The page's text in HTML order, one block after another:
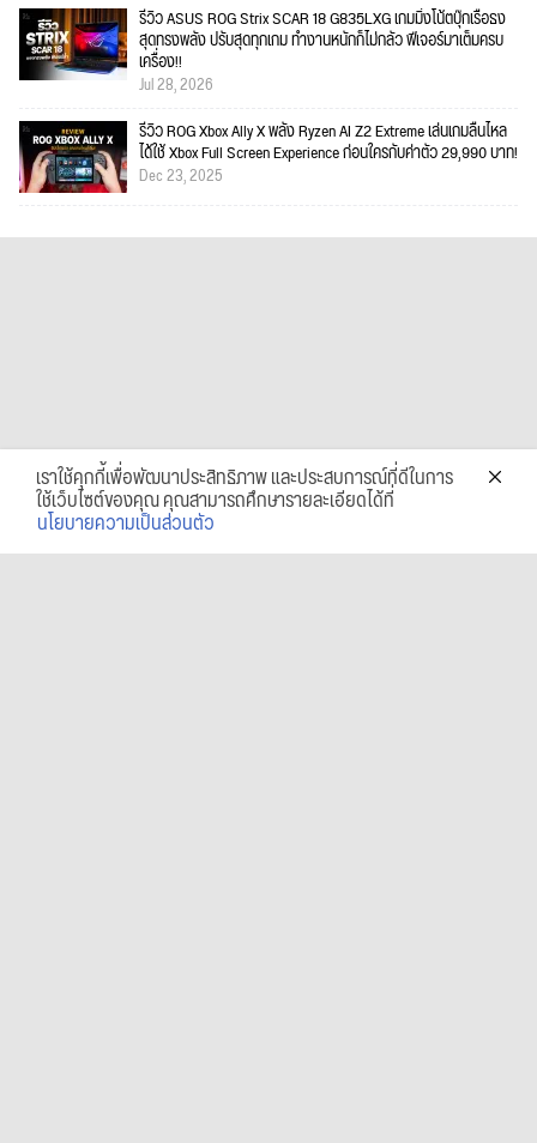
รีวิว ASUS ROG Strix SCAR 18 G835LXG เกมมิ่งโน้ตบุ๊กเรือธง
สุดทรงพลัง ปรับสุดทุกเกม ทำงานหนักก็ไม่กลัว ฟีเจอร์มาเต็มครบ
เครื่อง!!
Jul 28, 2026
รีวิว ROG Xbox Ally X พลัง Ryzen AI Z2 Extreme เล่นเกมลื่นไหล
ได้ใช้ Xbox Full Screen Experience ก่อนใครกับค่าตัว 29,990 บาท!
Dec 23, 2025
เราใช้คุกกี้เพื่อพัฒนาประสิทธิภาพ และประสบการณ์ที่ดีในการ
ใช้เว็บไซต์ของคุณ คุณสามารถศึกษารายละเอียดได้ที่
นโยบายความเป็นส่วนตัว